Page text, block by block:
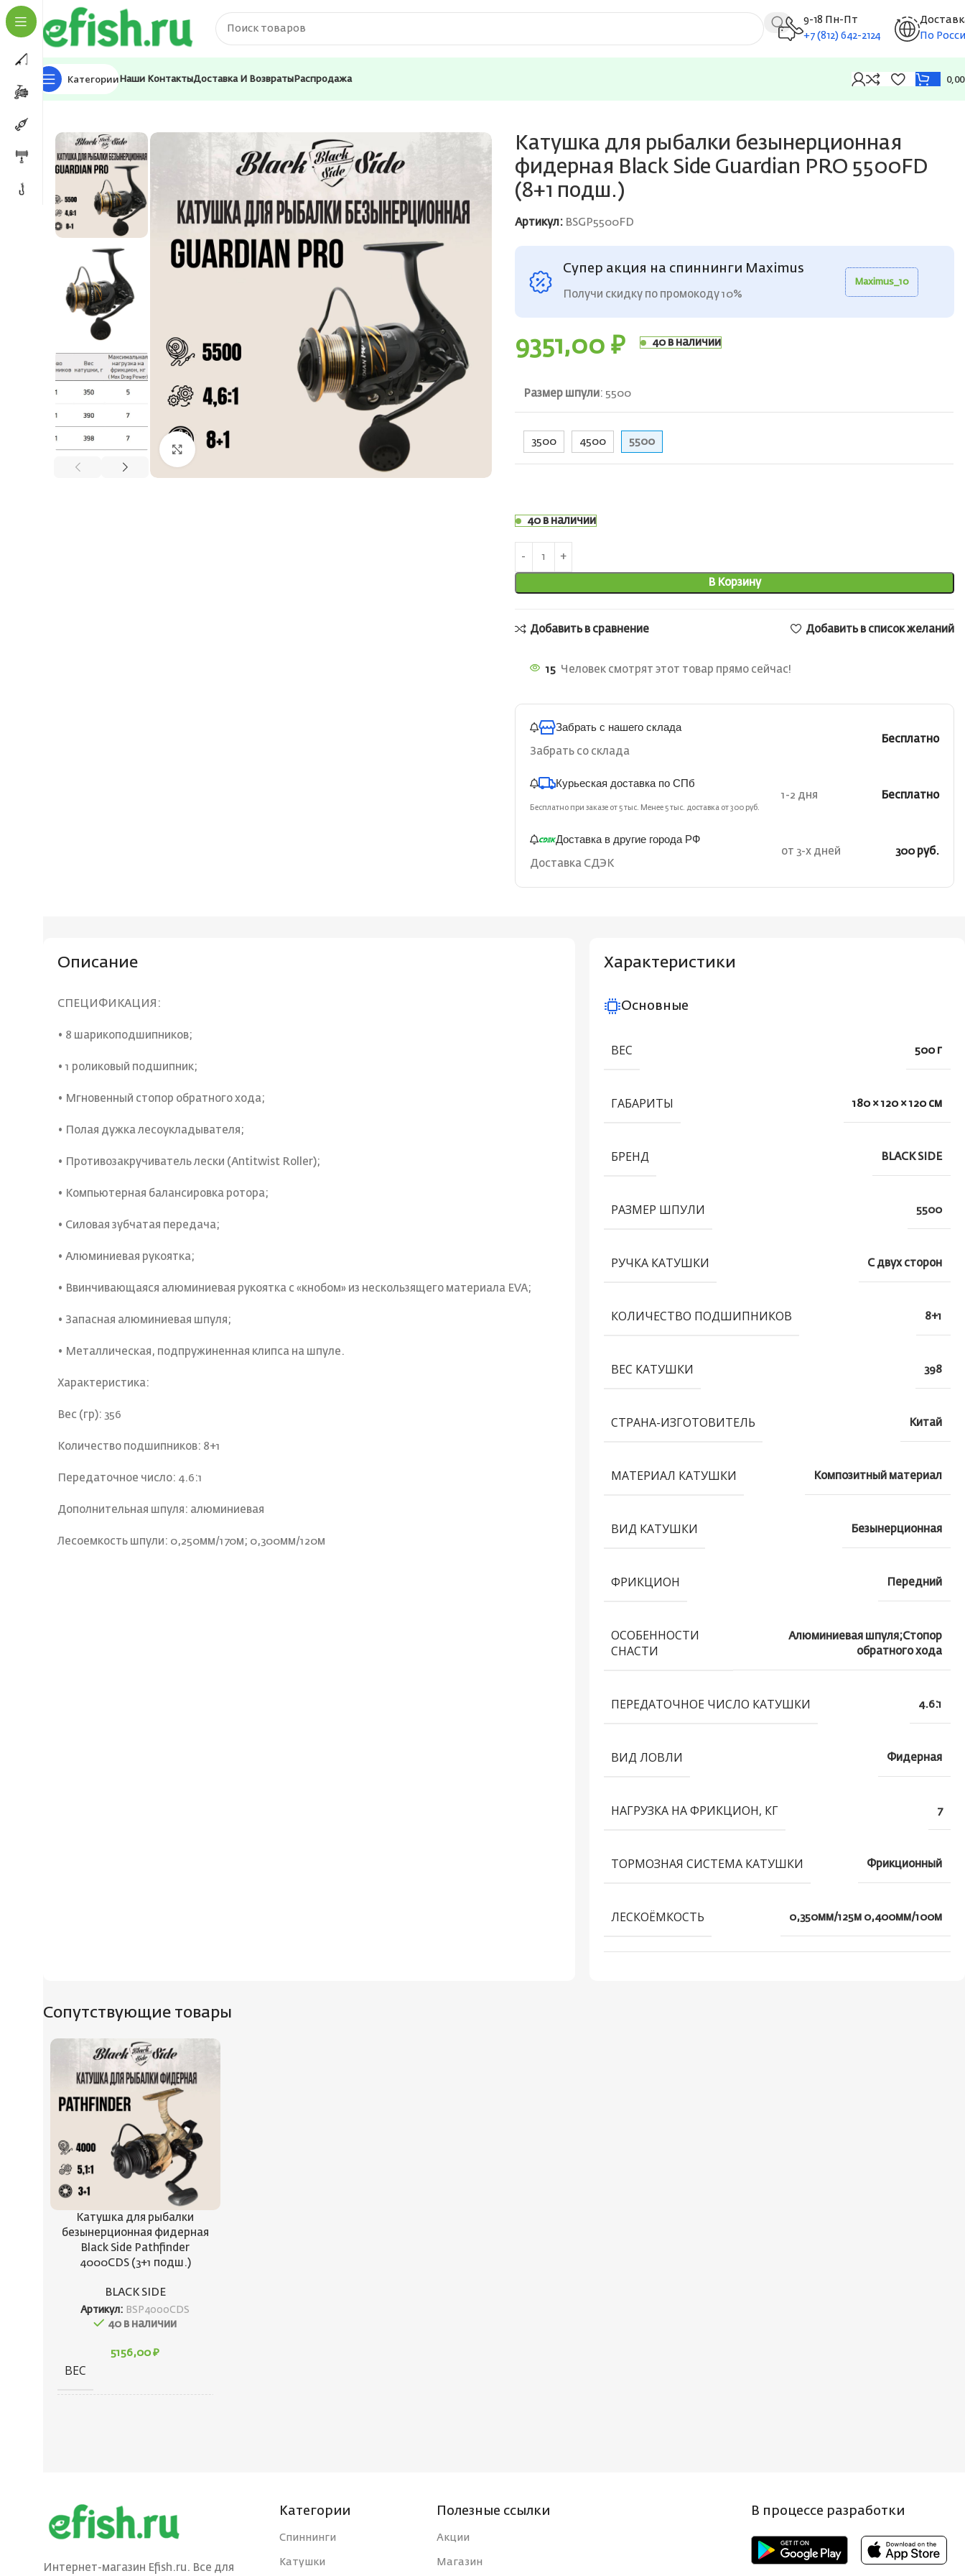
9-18 Пн-Пт
+7 (812) 642-2124
По
Категории Наши КонтактыДоставка И Возвраты Распродажа
Главная Катушки
Нажмите, чтобы увеличить
Катушка для рыбалки безынерционная
фидерная Black Side Guardian PRO 5500FD
(8+1 подш.)
Артикул: BSGP5500FD
Супер акция на спиннинги Maximus
Получи скидку по промокоду 10%
Maximus_10
9351,00 ₽ 40 в наличии
Размер шпули: 5500
3500 4500 5500
40 в наличии
В Корзину
Добавить в сравнение Добавить в список желаний
15 Человек смотрят этот товар прямо сейчас!
Забрать с нашего склада
Забрать со склада
Бесплатно
Курьеская доставка по СПб
Бесплатно при заказе от 5 тыс. Менее 5 тыс. доставка от 300 руб.
1-2 дня Бесплатно
Доставка в другие города РФ
Доставка СДЭК
от 3-х дней 300 руб.
Описание
СПЕЦИФИКАЦИЯ:
• 8 шарикоподшипников;
• 1 роликовый подшипник;
• Мгновенный стопор обратного хода;
• Полая дужка лесоукладывателя;
• Противозакручиватель лески (Antitwist Roller);
• Компьютерная балансировка ротора;
• Силовая зубчатая передача;
• Алюминиевая рукоятка;
• Ввинчивающаяся алюминиевая рукоятка с «кнобом» из нескользящего материала EVA;
• Запасная алюминиевая шпуля;
• Металлическая, подпружиненная клипса на шпуле.
Характеристика:
Вес (гр): 356
Количество подшипников: 8+1
Передаточное число: 4.6:1
Дополнительная шпуля: алюминиевая
Лесоемкость шпули: 0,250мм/170м; 0,300мм/120м
Характеристики
Основные
ВЕС 500 г
ГАБАРИТЫ 180 × 120 × 120 см
БРЕНД BLACK SIDE
РАЗМЕР ШПУЛИ 5500
РУЧКА КАТУШКИ С двух сторон
КОЛИЧЕСТВО ПОДШИПНИКОВ 8+1
ВЕС КАТУШКИ 398
СТРАНА-ИЗГОТОВИТЕЛЬ Китай
МАТЕРИАЛ КАТУШКИ Композитный материал
ВИД КАТУШКИ Безынерционная
ФРИКЦИОН Передний
ОСОБЕННОСТИ
СНАСТИ
Алюминиевая шпуля;Стопор
обратного хода
ПЕРЕДАТОЧНОЕ ЧИСЛО КАТУШКИ 4.6:1
ВИД ЛОВЛИ Фидерная
НАГРУЗКА НА ФРИКЦИОН, КГ 7
ТОРМОЗНАЯ СИСТЕМА КАТУШКИ Фрикционный
ЛЕСКОЁМКОСТЬ 0,350мм/125м 0,400мм/100м
Сопутствующие товары
Катушка для рыбалки
безынерционная фидерная
Black Side Pathfinder
4000CDS (3+1 подш.)
BLACK SIDE
Артикул: BSP4000CDS
40 в наличии
5156,00₽
ВЕС
РАЗМЕР ШПУЛИ
Интернет-магазин Efish.ru. Все для
Категории
Спиннинги
Катушки
Полезные ссылки
Акции
Магазин
В процессе разработки